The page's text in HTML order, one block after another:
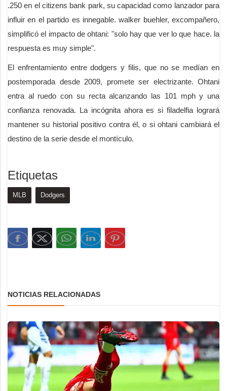
.250 en el citizens bank park, su capacidad como lanzador para
influir en el partido es innegable. walker buehler, excompañero,
simplificó el impacto de ohtani: "solo hay que ver lo que hace. la
respuesta es muy simple".
El enfrentamiento entre dodgers y filis, que no se medían en
postemporada desde 2009, promete ser electrizante. Ohtani
entra al ruedo con su recta alcanzando las 101 mph y una
confianza renovada. La incógnita ahora es si filadelfia logrará
mantener su historial positivo contra él, o si ohtani cambiará el
destino de la serie desde el montículo.
Etiquetas
MLB Dodgers
NOTICIAS RELACIONADAS